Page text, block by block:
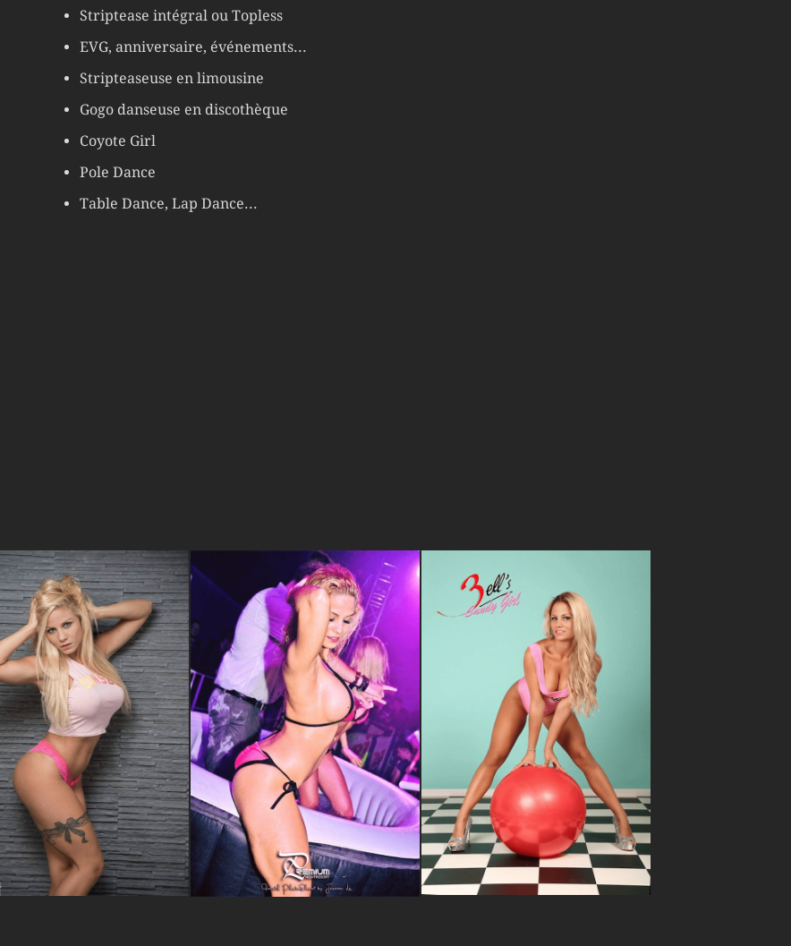
Striptease intégral ou Topless
EVG, anniversaire, événements...
Stripteaseuse en limousine
Gogo danseuse en discothèque
Coyote Girl
Pole Dance
Table Dance, Lap Dance...